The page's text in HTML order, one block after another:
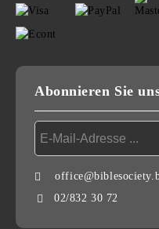
Abonnieren Sie
02/832 30 72